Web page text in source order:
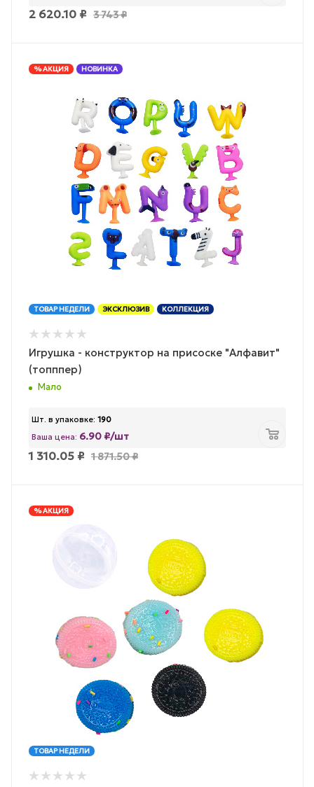
2 620.10 ₽ 3 743₽
% АКЦИЯ НОВИНКА
ТОВАР НЕДЕЛИ ЭКСКЛЮЗИВ КОЛЛЕКЦИЯ
Игрушка - конструктор на присоске "Алфавит"
(топппер)
Мало
Шт. в упаковке: 190
Ваша цена: 6.90 ₽/шт
1 310.05 ₽ 1 871.50₽
% АКЦИЯ
ТОВАР НЕДЕЛИ